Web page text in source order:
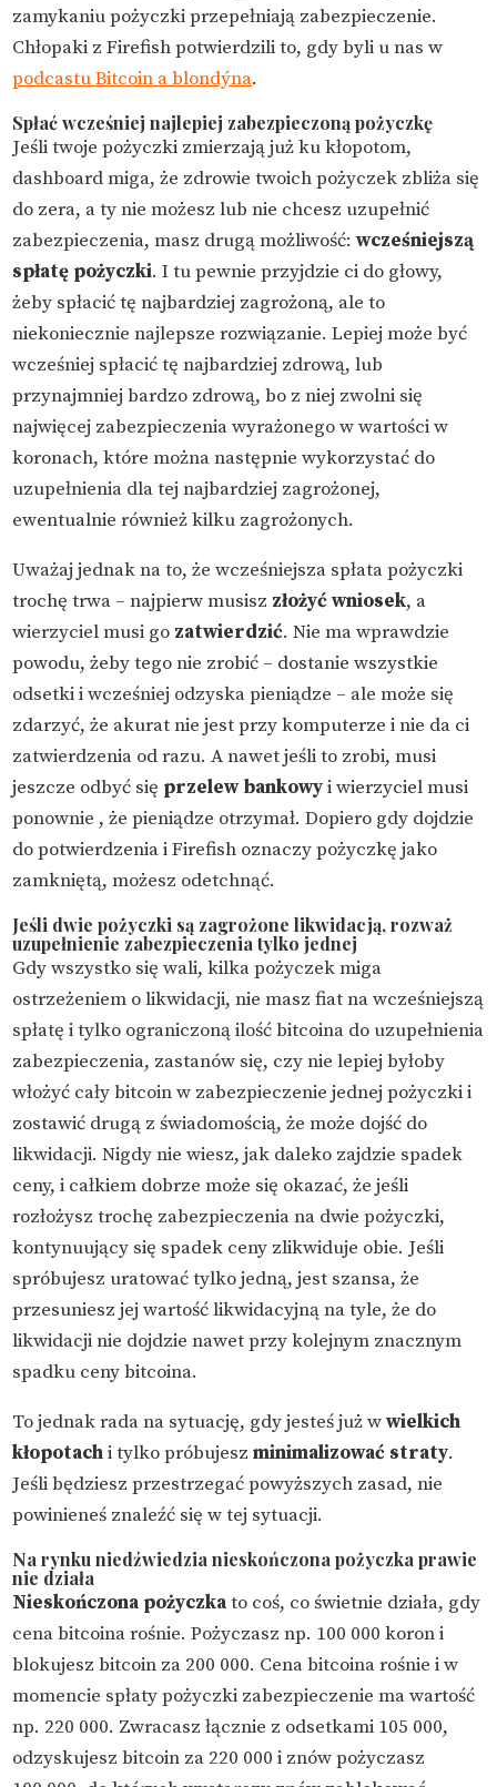
zamykaniu pożyczki przepełniają zabezpieczenie.
Chłopaki z Firefish potwierdzili to, gdy byli u nas w
podcastu Bitcoin a blondýna.
Spłać wcześniej najlepiej zabezpieczoną pożyczkę
Jeśli twoje pożyczki zmierzają już ku kłopotom,
dashboard miga, że zdrowie twoich pożyczek zbliża się
do zera, a ty nie możesz lub nie chcesz uzupełnić
zabezpieczenia, masz drugą możliwość:wcześniejszą
spłatę pożyczki. I tu pewnie przyjdzie ci do głowy,
żeby spłacić tę najbardziej zagrożoną, ale to
niekoniecznie najlepsze rozwiązanie. Lepiej może być
wcześniej spłacić tę najbardziej zdrową, lub
przynajmniej bardzo zdrową, bo z niej zwolni się
najwięcej zabezpieczenia wyrażonego w wartości w
koronach, które można następnie wykorzystać do
uzupełnienia dla tej najbardziej zagrożonej,
ewentualnie również kilku zagrożonych.
Uważaj jednak na to, że wcześniejsza spłata pożyczki
trochę trwa – najpierw musisz złożyć wniosek, a
wierzyciel musi go zatwierdzić. Nie ma wprawdzie
powodu, żeby tego nie zrobić – dostanie wszystkie
odsetki i wcześniej odzyska pieniądze – ale może się
zdarzyć, że akurat nie jest przy komputerze i nie da ci
zatwierdzenia od razu. A nawet jeśli to zrobi, musi
jeszcze odbyć się przelew bankowyi wierzyciel musi
ponownie , że pieniądze otrzymał. Dopiero gdy dojdzie
do potwierdzenia i Firefish oznaczy pożyczkę jako
zamkniętą, możesz odetchnąć.
Jeśli dwie pożyczki są zagrożone likwidacją, rozważ
uzupełnienie zabezpieczenia tylko jednej
Gdy wszystko się wali, kilka pożyczek miga
ostrzeżeniem o likwidacji, nie masz fiat na wcześniejszą
spłatę i tylko ograniczoną ilość bitcoina do uzupełnienia
zabezpieczenia, zastanów się, czy nie lepiej byłoby
włożyć cały bitcoin w zabezpieczenie jednej pożyczki i
zostawić drugą z świadomością, że może dojść do
likwidacji. Nigdy nie wiesz, jak daleko zajdzie spadek
ceny, i całkiem dobrze może się okazać, że jeśli
rozłożysz trochę zabezpieczenia na dwie pożyczki,
kontynuujący się spadek ceny zlikwiduje obie. Jeśli
spróbujesz uratować tylko jedną, jest szansa, że
przesuniesz jej wartość likwidacyjną na tyle, że do
likwidacji nie dojdzie nawet przy kolejnym znacznym
spadku ceny bitcoina.
To jednak rada na sytuację, gdy jesteś już wwielkich
kłopotachi tylko próbujeszminimalizować straty.
Jeśli będziesz przestrzegać powyższych zasad, nie
powinieneś znaleźć się w tej sytuacji.
Na rynku niedźwiedzia nieskończona pożyczka prawie
nie działa
Nieskończona pożyczkato coś, co świetnie działa, gdy
cena bitcoina rośnie. Pożyczasz np. 100 000 koron i
blokujesz bitcoin za 200 000. Cena bitcoina rośnie i w
momencie spłaty pożyczki zabezpieczenie ma wartość
np. 220 000. Zwracasz łącznie z odsetkami 105 000,
odzyskujesz bitcoin za 220 000 i znów pożyczasz